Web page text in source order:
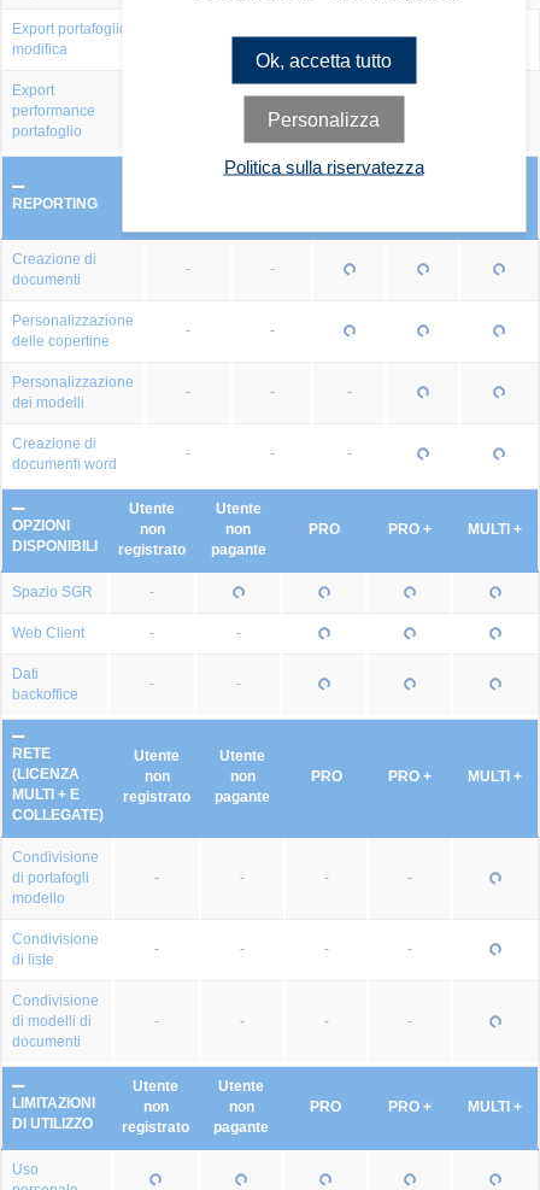
Export portafoglio
modifica
-
Export
performance
portafoglio
-
REPORTING
Utente
Creazione di
documenti
- -
Personalizzazione
delle copertine
- -
Personalizzazione
dei modelli
- - -
Creazione di
documenti word
- - -
OPZIONI
DISPONIBILI
Utente
non
registrato
Utente
non
pagante
PRO PRO + MULTI +
Spazio SGR -
Web Client - -
Dati
backoffice
- -
RETE
(LICENZA
MULTI + E
COLLEGATE)
Utente
non
registrato
Utente
non
pagante
PRO PRO + MULTI +
Condivisione
di portafogli
modello
- - - -
Condivisione
di liste
- - - -
Condivisione
di modelli di
documenti
- - - -
LIMITAZIONI
DI UTILIZZO
Utente
non
registrato
Utente
non
pagante
PRO PRO + MULTI +
Uso
Ok, accetta tutto
Personalizza
Politica sulla riservatezza